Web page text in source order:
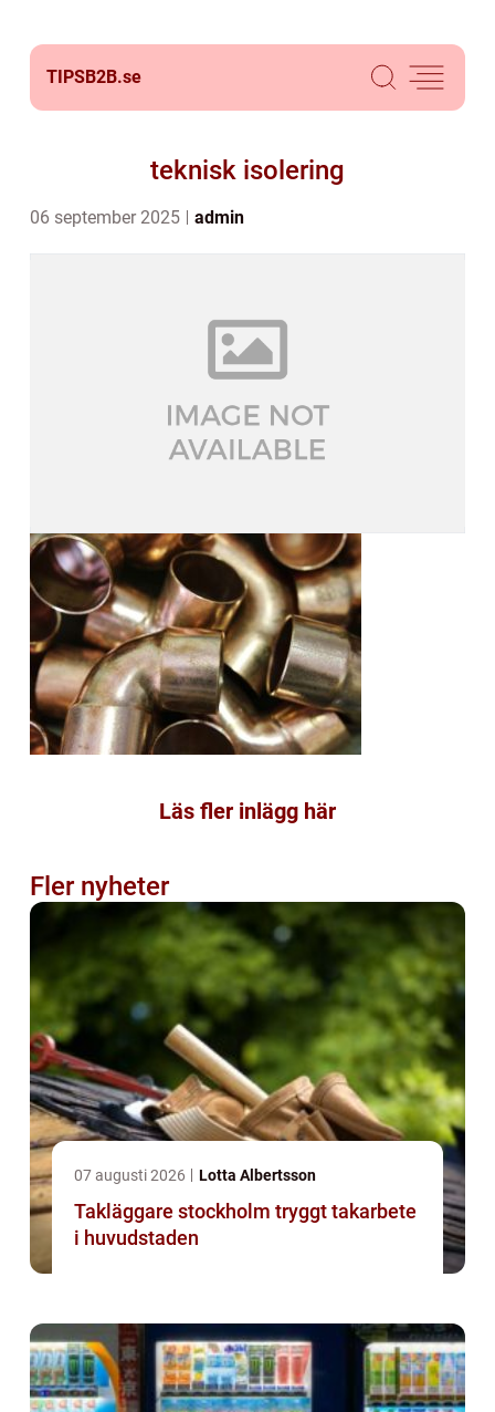
TIPSB2B.se
teknisk isolering
06 september 2025 admin
Läs fler inlägg här
Fler nyheter
07 augusti 2026 Lotta Albertsson
Takläggare stockholm tryggt takarbete
i huvudstaden